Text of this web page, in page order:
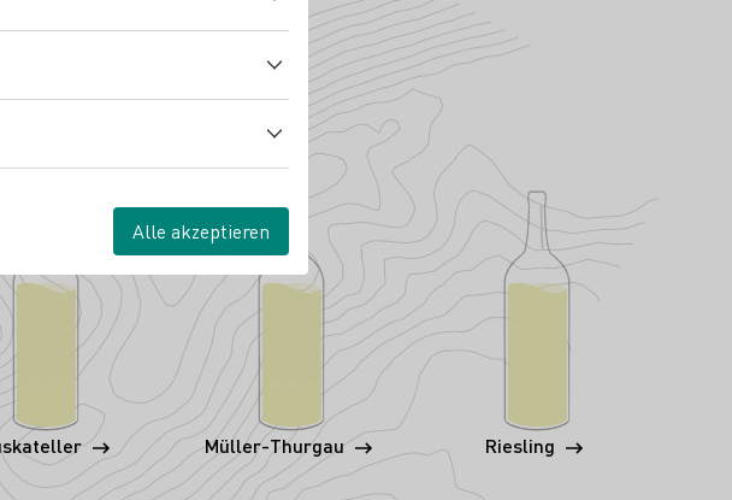
Müller-Thurgau Riesling
Alle akzeptieren